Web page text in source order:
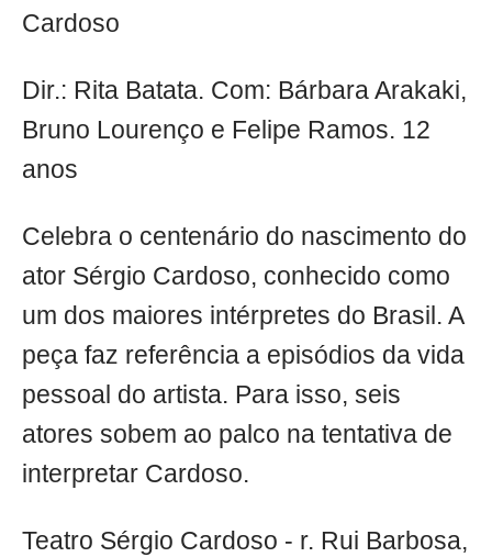
Cardoso
Dir.: Rita Batata. Com: Bárbara Arakaki,
Bruno Lourenço e Felipe Ramos. 12
anos
Celebra o centenário do nascimento do
ator Sérgio Cardoso, conhecido como
um dos maiores intérpretes do Brasil. A
peça faz referência a episódios da vida
pessoal do artista. Para isso, seis
atores sobem ao palco na tentativa de
interpretar Cardoso.
Teatro Sérgio Cardoso - r. Rui Barbosa,